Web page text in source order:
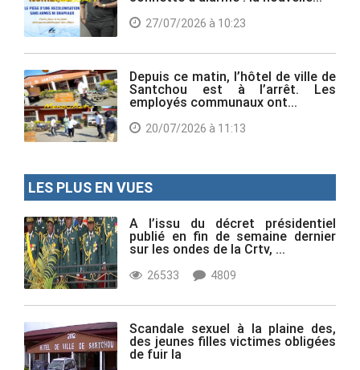
27/07/2026 à 10:23
Depuis ce matin, l’hôtel de ville de
Santchou est à l’arrêt. Les
employés communaux ont...
20/07/2026 à 11:13
LES PLUS EN VUES
A l’issu du décret présidentiel
publié en fin de semaine dernier
sur les ondes de la Crtv, ...
26533 4809
Scandale sexuel à la plaine des,
des jeunes filles victimes obligées
de fuir la